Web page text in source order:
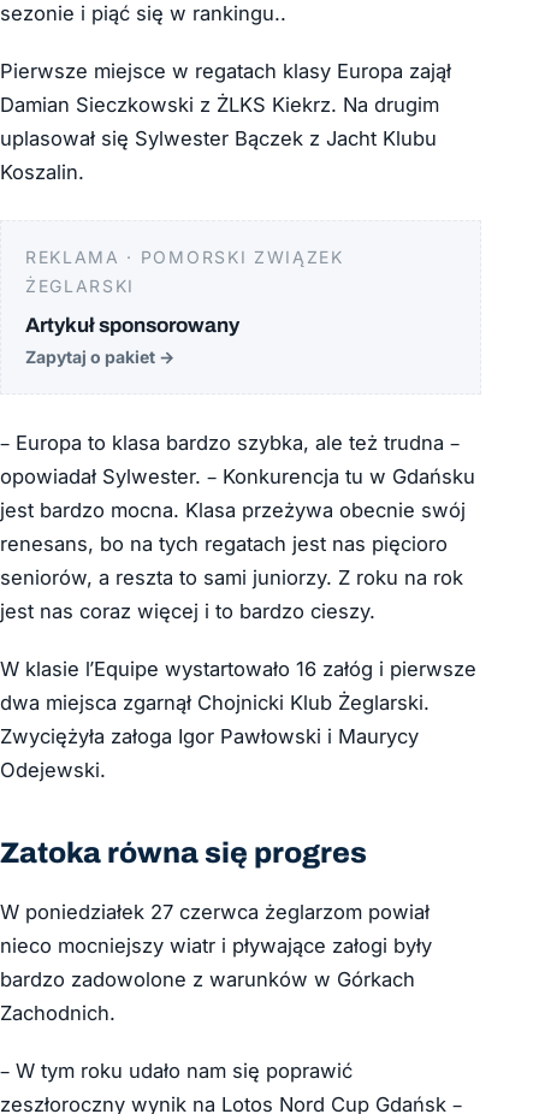
sezonie i piąć się w rankingu..
Pierwsze miejsce w regatach klasy Europa zajął
Damian Sieczkowski z ŻLKS Kiekrz. Na drugim
uplasował się Sylwester Bączek z Jacht Klubu
Koszalin.
REKLAMA · POMORSKI ZWIĄZEK
ŻEGLARSKI
Artykuł sponsorowany
Zapytaj o pakiet →
– Europa to klasa bardzo szybka, ale też trudna –
opowiadał Sylwester. – Konkurencja tu w Gdańsku
jest bardzo mocna. Klasa przeżywa obecnie swój
renesans, bo na tych regatach jest nas pięcioro
seniorów, a reszta to sami juniorzy. Z roku na rok
jest nas coraz więcej i to bardzo cieszy.
W klasie l’Equipe wystartowało 16 załóg i pierwsze
dwa miejsca zgarnął Chojnicki Klub Żeglarski.
Zwyciężyła załoga Igor Pawłowski i Maurycy
Odejewski.
Zatoka równa się progres
W poniedziałek 27 czerwca żeglarzom powiał
nieco mocniejszy wiatr i pływające załogi były
bardzo zadowolone z warunków w Górkach
Zachodnich.
– W tym roku udało nam się poprawić
zeszłoroczny wynik na Lotos Nord Cup Gdańsk –